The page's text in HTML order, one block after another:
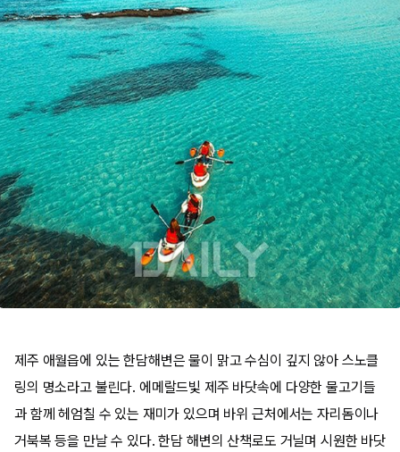
제주 애월읍에 있는 한담해변은 물이 맑고 수심이 깊지 않아 스노클
링의 명소라고 불린다. 에메랄드빛 제주 바닷속에 다양한 물고기들
과 함께 헤엄칠 수 있는 재미가 있으며 바위 근처에서는 자리돔이나
거북복 등을 만날 수 있다. 한담 해변의 산책로도 거닐며 시원한 바닷